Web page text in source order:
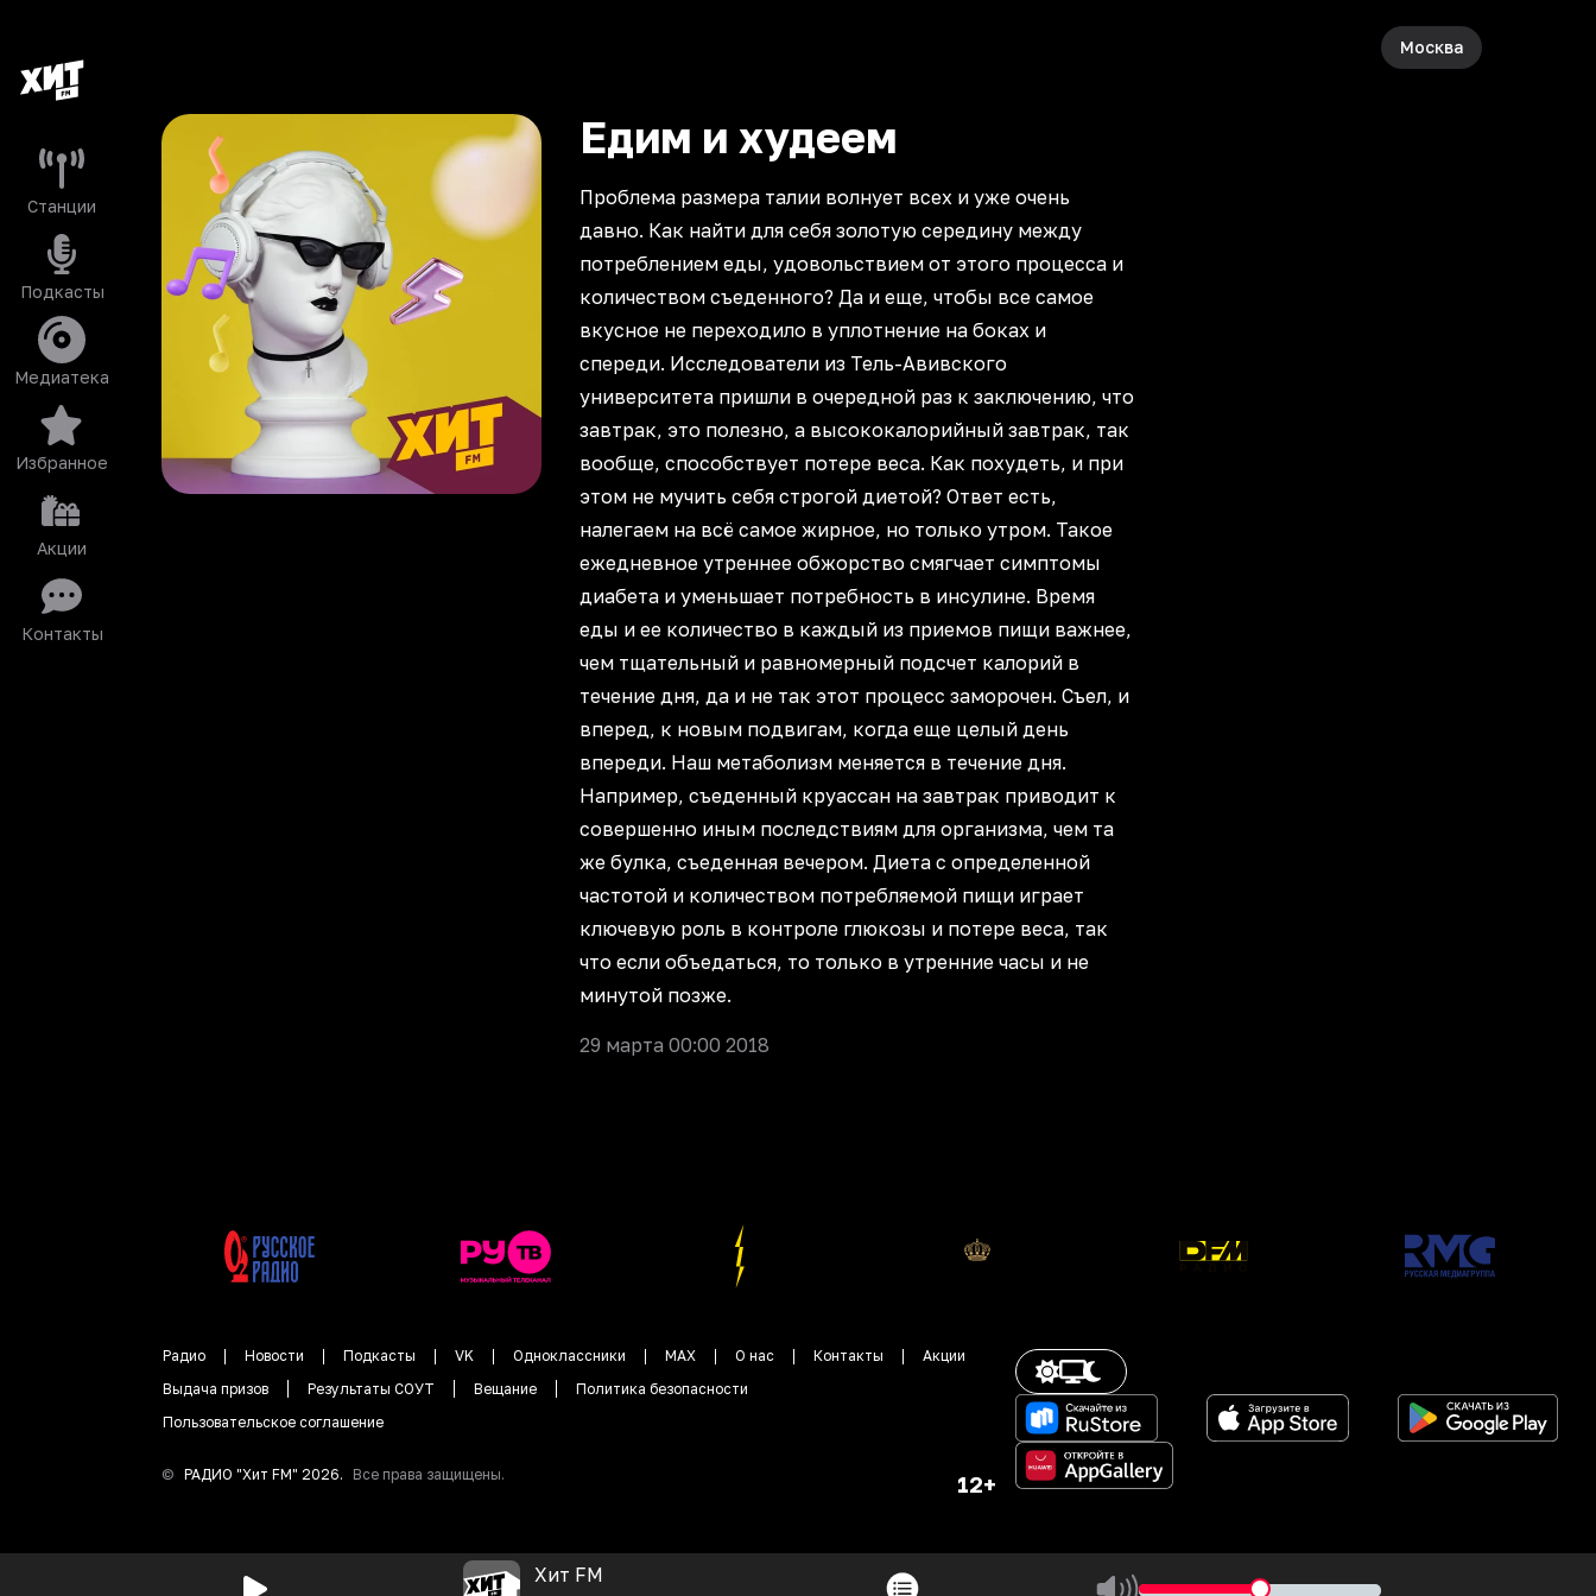
Станции
Подкасты
Медиатека
Избранное
Акции
Контакты
Москва
Едим и худеем
Проблема размера талии волнует всех и уже очень
давно. Как найти для себя золотую середину между
потреблением еды, удовольствием от этого процесса и
количеством съеденного? Да и еще, чтобы все самое
вкусное не переходило в уплотнение на боках и
спереди. Исследователи из Тель-Авивского
университета пришли в очередной раз к заключению, что
завтрак, это полезно, а высококалорийный завтрак, так
вообще, способствует потере веса. Как похудеть, и при
этом не мучить себя строгой диетой? Ответ есть,
налегаем на всё самое жирное, но только утром. Такое
ежедневное утреннее обжорство смягчает симптомы
диабета и уменьшает потребность в инсулине. Время
еды и ее количество в каждый из приемов пищи важнее,
чем тщательный и равномерный подсчет калорий в
течение дня, да и не так этот процесс заморочен. Съел, и
вперед, к новым подвигам, когда еще целый день
впереди. Наш метаболизм меняется в течение дня.
Например, съеденный круассан на завтрак приводит к
совершенно иным последствиям для организма, чем та
же булка, съеденная вечером. Диета с определенной
частотой и количеством потребляемой пищи играет
ключевую роль в контроле глюкозы и потере веса, так
что если объедаться, то только в утренние часы и не
минутой позже.
29 марта 00:00 2018
Радио Новости Подкасты VK Одноклассники MAX О нас Контакты
Акции
Выдача призов
Результаты СОУТ Вещание
Политика безопасности
Пользовательское соглашение
© РАДИО "Хит FM" 2026. Все права защищены. 12+
Хит FM